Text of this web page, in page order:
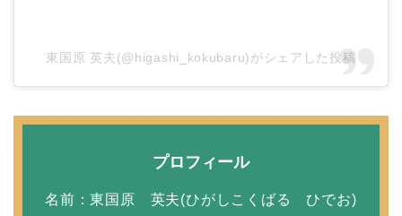
田村淳と嫁・香那の結婚
馴れ初めは友人の紹介！
東国原 英夫(@higashi_kokubaru)がシェアした投稿
プロフィール
名前：東国原 英夫(ひがしこくばる ひでお)